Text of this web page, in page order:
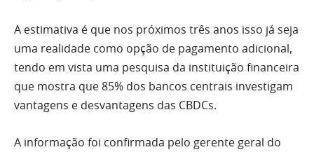
A estimativa é que nos próximos três anos isso já seja
uma realidade como opção de pagamento adicional,
tendo em vista uma pesquisa da instituição financeira
que mostra que 85% dos bancos centrais investigam
vantagens e desvantagens das CBDCs.
A informação foi confirmada pelo gerente geral do